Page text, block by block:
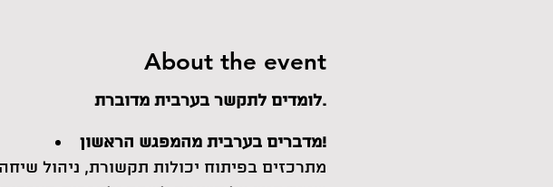
About the event
לומדים לתקשר בערבית מדוברת.
מדברים בערבית מהמפגש הראשון!
מתרכזים בפיתוח יכולות תקשורת, ניהול